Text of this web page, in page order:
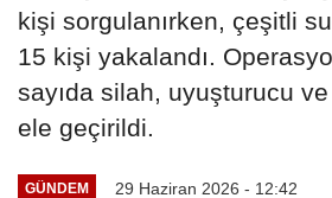
kişi sorgulanırken, çeşitli
15 kişi yakalandı.
sayıda silah, uyuşturucu
ele geçirildi.
GÜNDEM 29 Haziran 2026 - 12:42